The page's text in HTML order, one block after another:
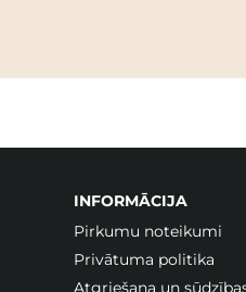
INFORMĀCIJA
Pirkumu noteikumi
Privātuma politika
Atgriešana un